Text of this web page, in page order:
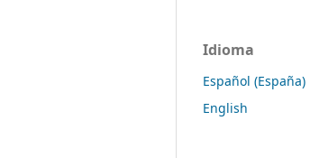
Idioma
Español (España)
English